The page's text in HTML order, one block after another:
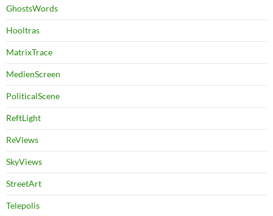
GhostsWords
Hooltras
MatrixTrace
MedienScreen
PoliticalScene
ReftLight
ReViews
SkyViews
StreetArt
Telepolis